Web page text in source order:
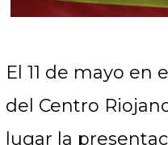
El 11 de mayo en
del Centro
lugar la